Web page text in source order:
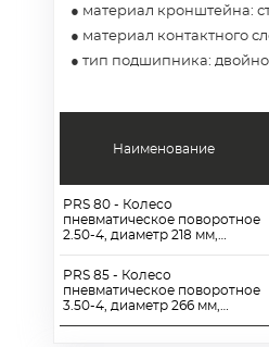
● материал кронштейна:
● материал контактного
● тип подшипника:
Наименование
PRS 80 - Колесо
пневматическое поворотное
2.50-4, диаметр 218 мм,
PRS 85 - Колесо
пневматическое поворотное
3.50-4, диаметр 266 мм,